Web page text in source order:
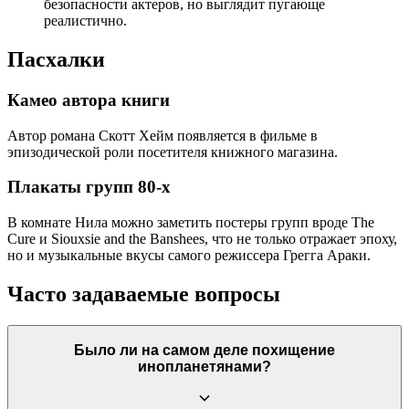
безопасности актеров, но выглядит пугающе
реалистично.
Пасхалки
Камео автора книги
Автор романа Скотт Хейм появляется в фильме в
эпизодической роли посетителя книжного магазина.
Плакаты групп 80-х
В комнате Нила можно заметить постеры групп вроде The
Cure и Siouxsie and the Banshees, что не только отражает эпоху,
но и музыкальные вкусы самого режиссера Грегга Араки.
Часто задаваемые вопросы
Было ли на самом деле похищение
инопланетянами?